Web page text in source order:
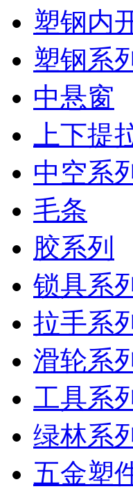
塑钢内
塑钢系
中悬窗
上下提
中空系
毛条
胶系列
锁具系
拉手系
滑轮系
工具系
绿林系
五金塑